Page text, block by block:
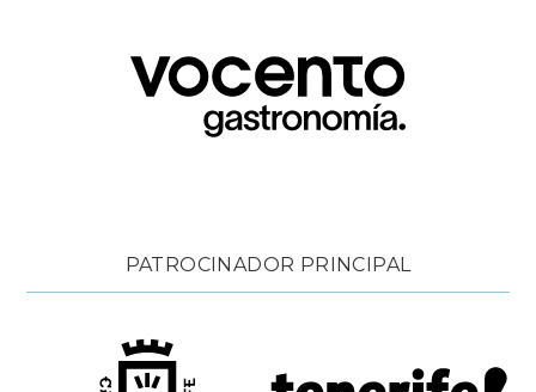
PATROCINADOR PRINCIPAL